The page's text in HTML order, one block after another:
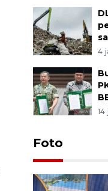
4
Foto